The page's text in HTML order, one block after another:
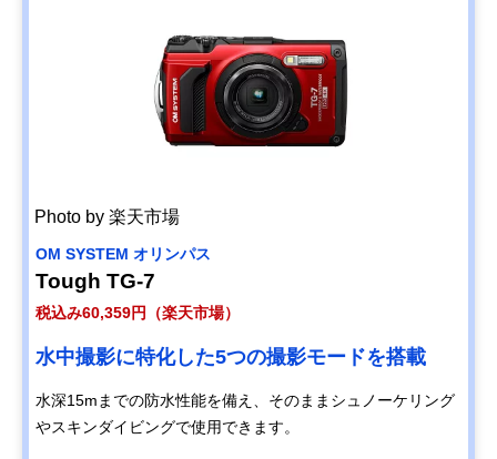
Photo by 楽天市場
OM SYSTEM オリンパス
Tough TG-7
税込み60,359円（楽天市場）
水中撮影に特化した5つの撮影モードを搭載
水深15mまでの防水性能を備え、そのままシュノーケリング
やスキンダイビングで使用できます。